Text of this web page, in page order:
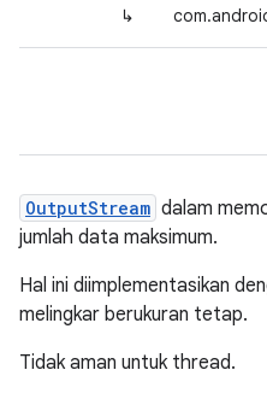
↳
OutputStream dalam
jumlah data maksimum.
Hal ini diimplementasikan
melingkar berukuran tetap.
Tidak aman untuk thread.